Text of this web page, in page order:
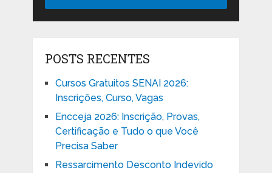
POSTS RECENTES
Cursos Gratuitos SENAI 2026:
Inscrições, Curso, Vagas
Encceja 2026: Inscrição, Provas,
Certificação e Tudo o que Você
Precisa Saber
Ressarcimento Desconto Indevido